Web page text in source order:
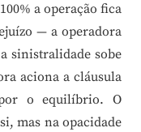
a operação fica
— a operadora
sinistralidade sobe
aciona a cláusula
o equilíbrio. O
mas na opacidade